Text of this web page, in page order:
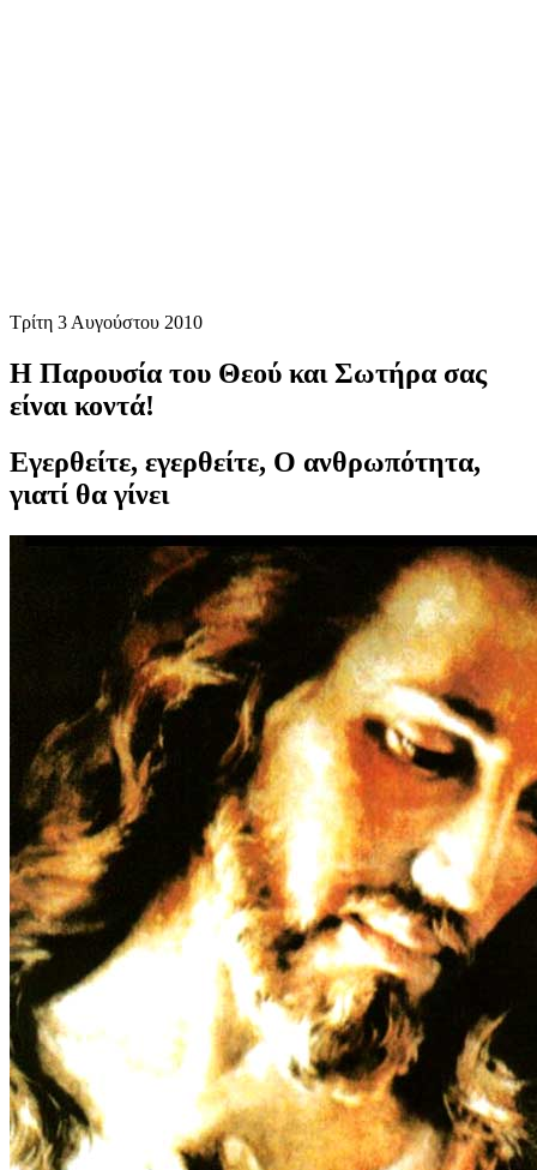
Τρίτη 3 Αυγούστου 2010
Η Παρουσία του Θεού και Σωτήρα σας
είναι κοντά!
Εγερθείτε, εγερθείτε, Ο ανθρωπότητα,
γιατί θα γίνει